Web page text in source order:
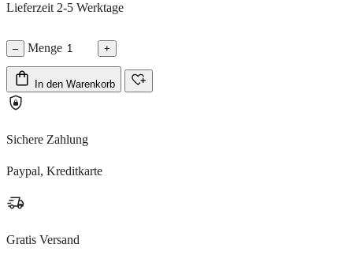
Lieferzeit 2-5 Werktage
– Menge +
In den Warenkorb
Sichere Zahlung
Paypal, Kreditkarte
Gratis Versand